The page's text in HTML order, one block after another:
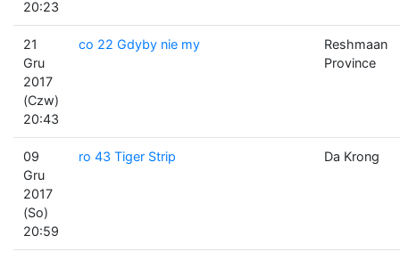
20:23
21
Gru
2017
(Czw)
20:43
co 22 Gdyby nie my
Reshmaan
Province
09
Gru
2017
(So)
20:59
ro 43 Tiger Strip Da Krong